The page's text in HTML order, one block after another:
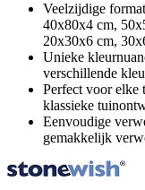
Veelzijdige
40x80x4 cm,
20x30x6 cm,
Unieke
verschillende
Perfect voor elke
klassieke
Eenvoudige
gemakkelijk